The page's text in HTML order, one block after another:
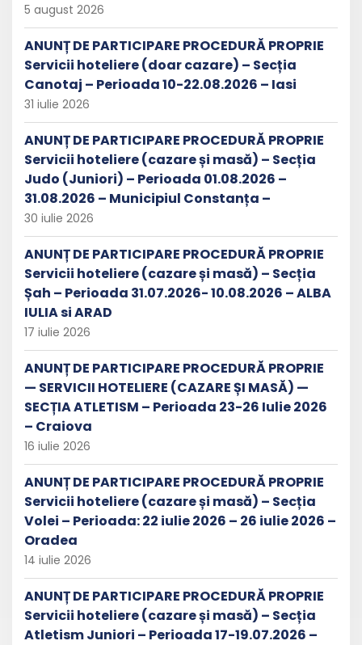
5 august 2026
ANUNȚ DE PARTICIPARE PROCEDURĂ PROPRIE
Servicii hoteliere (doar cazare) – Secția
Canotaj – Perioada 10-22.08.2026 – Iasi
31 iulie 2026
ANUNȚ DE PARTICIPARE PROCEDURĂ PROPRIE
Servicii hoteliere (cazare și masă) – Secția
Judo (Juniori) – Perioada 01.08.2026 –
31.08.2026 – Municipiul Constanța –
30 iulie 2026
ANUNȚ DE PARTICIPARE PROCEDURĂ PROPRIE
Servicii hoteliere (cazare și masă) – Secția
Șah – Perioada 31.07.2026- 10.08.2026 – ALBA
IULIA si ARAD
17 iulie 2026
ANUNȚ DE PARTICIPARE PROCEDURĂ PROPRIE
— SERVICII HOTELIERE (CAZARE ȘI MASĂ) —
SECȚIA ATLETISM – Perioada 23-26 Iulie 2026
– Craiova
16 iulie 2026
ANUNȚ DE PARTICIPARE PROCEDURĂ PROPRIE
Servicii hoteliere (cazare și masă) – Secția
Volei – Perioada: 22 iulie 2026 – 26 iulie 2026 –
Oradea
14 iulie 2026
ANUNȚ DE PARTICIPARE PROCEDURĂ PROPRIE
Servicii hoteliere (cazare și masă) – Secția
Atletism Juniori – Perioada 17-19.07.2026 –